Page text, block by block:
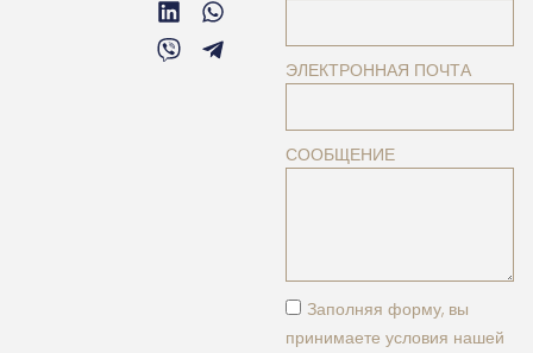
ЭЛЕКТРОННАЯ ПОЧТА
СООБЩЕНИЕ
Заполняя форму, вы
принимаете условия нашей